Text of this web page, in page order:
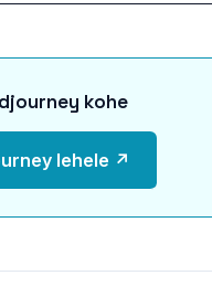
kohe
lehele ↗